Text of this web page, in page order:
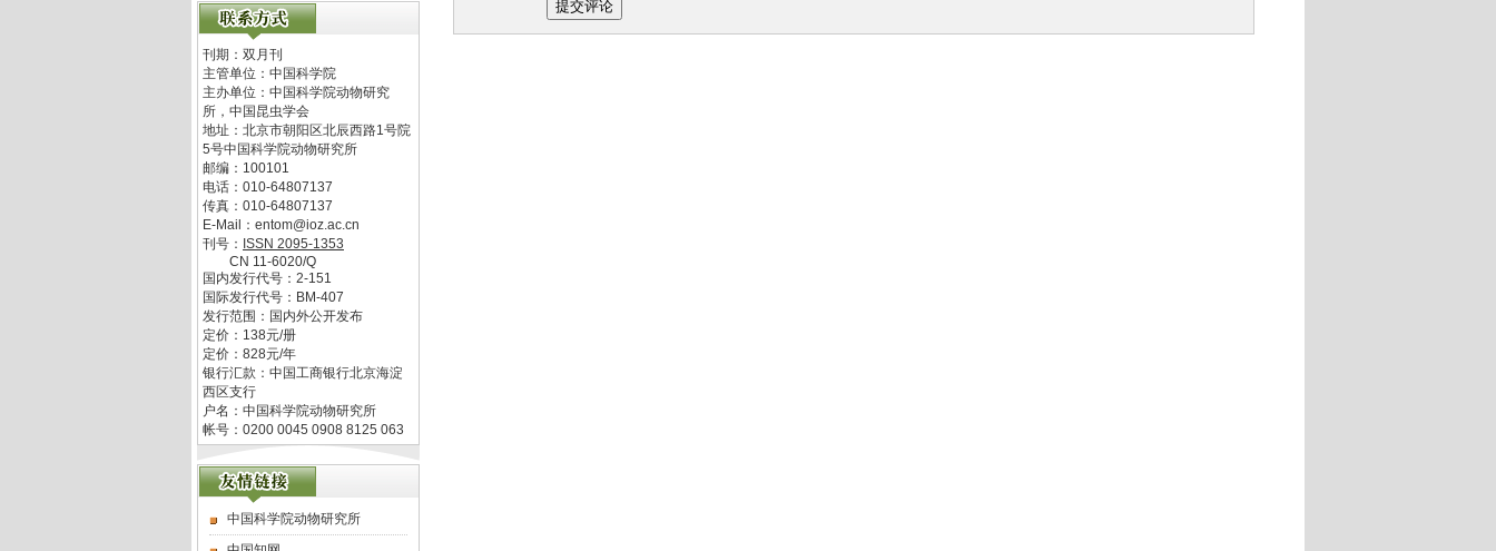
刊期：双月刊
主管单位： 中国科学院
主办单位： 中国科学院动物研究
所，中国昆虫学会
地址： 北京市朝阳区北辰西路1号院
5号中国科学院动物研究所
邮编： 100101
电话： 010-64807137
传真： 010-64807137
E-Mail： entom@ioz.ac.cn
刊号： ISSN 2095-1353
CN 11-6020/Q
国内发行代号： 2-151
国际发行代号： BM-407
发行范围：国内外公开发布
定价： 138元/册
定价： 828元/年
银行汇款：中国工商银行北京海淀
西区支行
户名：中国科学院动物研究所
帐号：0200 0045 0908 8125 063
中国科学院动物研究所